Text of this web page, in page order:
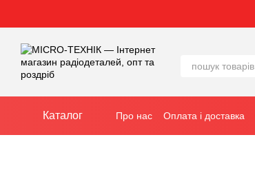
Каталог Про нас Оплата і доставка